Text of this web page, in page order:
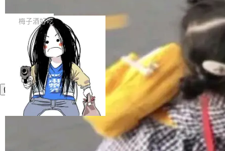
提交的编辑请求也长期处于待处理状态。 Groki
pedia 于去年底上线，定位为由人工智能生成内
容的百科平台，被马斯克视为传统众包百科网站
维基百科的替代方案。Lawfare 调查发现，无论
热门页面还是低关注度页面，均未出现近期更
新，相关问题并非局限于特定领域，而是在不同
主题和访问量页面中普遍存在。 调查人员最初认
为，Grokipedia可能只是限...
是这样的：配 MessageSource 的 Bean、写 R
eloadableResourceBundleMessageSource、
声明 LocaleResolver、注册 LocaleChangeInt
erceptor…五六步之后才能看到第一行翻译文
本。 Solon 换了个方式。整个 i18n 模块围绕三
个解析器、一个注解、一个工具类展开——没有
XML、没有拦截器注册、没有样板配置。 资源
文件的约定 把文件放到 resources/i18n/ 下： r
esources/i18n/messages.properties ...
梅子酒好吃